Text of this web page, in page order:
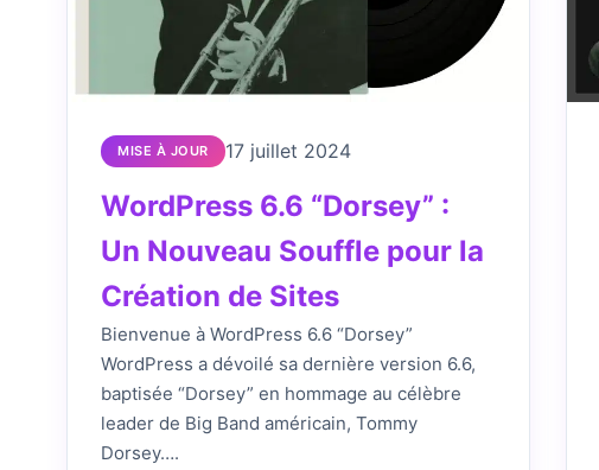
MISE À JOUR 17 juillet 2024
WordPress 6.6 “Dorsey” :
Un Nouveau Souffle pour la
Création de Sites
Bienvenue à WordPress 6.6 “Dorsey”
WordPress a dévoilé sa dernière version 6.6,
baptisée “Dorsey” en hommage au célèbre
leader de Big Band américain, Tommy
Dorsey….